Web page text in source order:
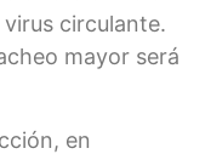
circulante.
mayor será
en